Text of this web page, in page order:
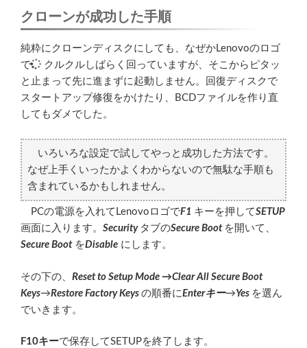
クローンが成功した手順
純粋にクローンディスクにしても、なぜかLenovoのロゴ
で
クルクルしばらく回っていますが、そこからピタッ
と止まって先に進まずに起動しません。回復ディスクで
スタートアップ修復をかけたり、BCDファイルを作り直
してもダメでした。
いろいろな設定で試してやっと成功した方法です。
なぜ上手くいったかよくわからないので無駄な手順も
含まれているかもしれません。
PCの電源を入れてLenovoロゴでF1 キーを押してSETUP
画面に入ります。 Security タブのSecure Boot を開いて、
Secure BootをDisable にします。
その下の、 Reset to Setup Mode →Clear All Secure Boot
Keys→Restore Factory Keys の順番にEnterキー→Yes を選ん
でいきます。
F10キーで保存してSETUPを終了します。